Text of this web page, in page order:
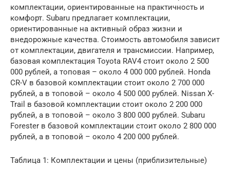
комплектации, ориентированные на практичность и
комфорт. Subaru предлагает комплектации,
ориентированные на активный образ жизни и
внедорожные качества. Стоимость автомобиля зависит
от комплектации, двигателя и трансмиссии. Например,
базовая комплектация Toyota RAV4 стоит около 2 500
000 рублей, а топовая – около 4 000 000 рублей. Honda
CR-V в базовой комплектации стоит около 2 700 000
рублей, а в топовой – около 4 500 000 рублей. Nissan X-
Trail в базовой комплектации стоит около 2 200 000
рублей, а в топовой – около 3 800 000 рублей. Subaru
Forester в базовой комплектации стоит около 2 800 000
рублей, а в топовой – около 4 200 000 рублей.
Таблица 1: Комплектации и цены (приблизительные)